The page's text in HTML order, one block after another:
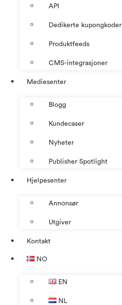
API
Dedikerte kupongkoder
Produktfeeds
CMS-integrasjoner
Mediesenter
Blogg
Kundecaser
Nyheter
Publisher Spotlight
Hjelpesenter
Annonsør
Utgiver
Kontakt
NO
EN
NL